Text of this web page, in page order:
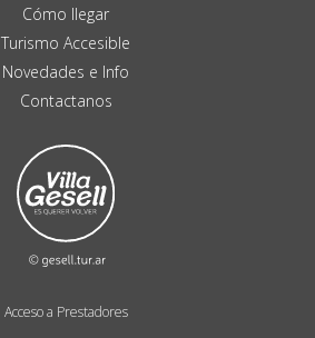
Acceso a Prestadores
Cómo llegar
Turismo Accesible
Novedades e Info
Contactanos